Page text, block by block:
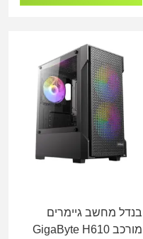
בנדל מחשב גיימרים
מורכב GigaByte H610